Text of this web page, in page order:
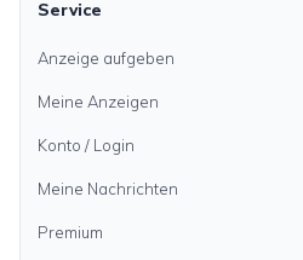
Service
Anzeige aufgeben
Meine Anzeigen
Konto / Login
Meine Nachrichten
Premium